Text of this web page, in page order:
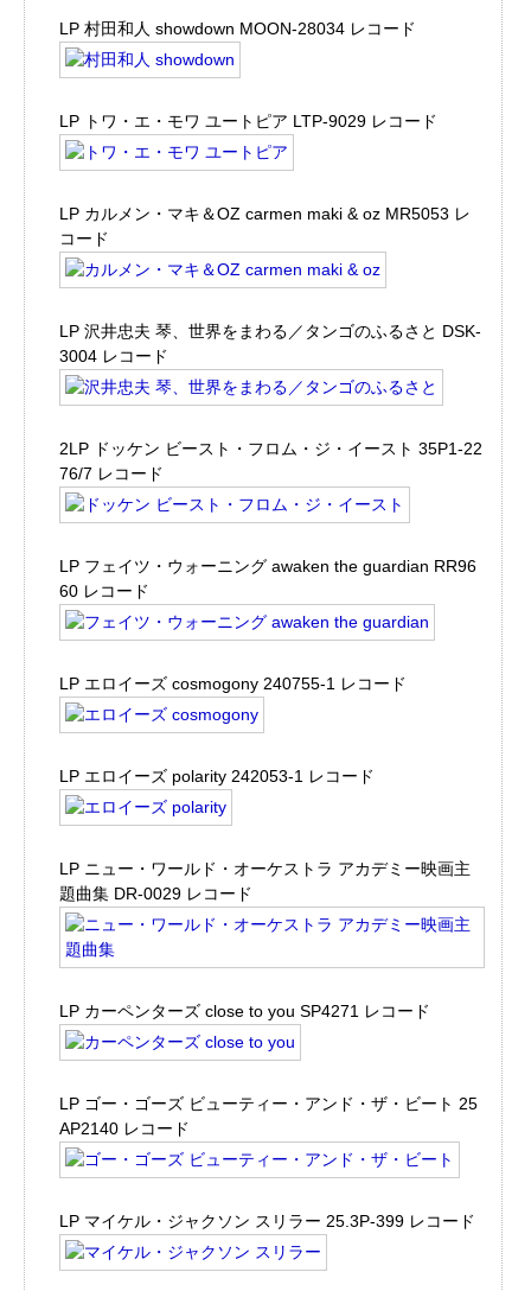
LP 村田和人 showdown MOON-28034 レコード
LP トワ・エ・モワ ユートピア LTP-9029 レコード
LP カルメン・マキ＆OZ carmen maki & oz MR5053 レ
コード
LP 沢井忠夫 琴、世界をまわる／タンゴのふるさと DSK-
3004 レコード
2LP ドッケン ビースト・フロム・ジ・イースト 35P1-22
76/7 レコード
LP フェイツ・ウォーニング awaken the guardian RR96
60 レコード
LP エロイーズ cosmogony 240755-1 レコード
LP エロイーズ polarity 242053-1 レコード
LP ニュー・ワールド・オーケストラ アカデミー映画主
題曲集 DR-0029 レコード
LP カーペンターズ close to you SP4271 レコード
LP ゴー・ゴーズ ビューティー・アンド・ザ・ビート 25
AP2140 レコード
LP マイケル・ジャクソン スリラー 25.3P-399 レコード